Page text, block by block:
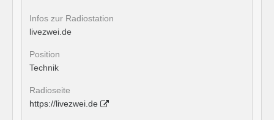
Infos zur Radiostation
livezwei.de
Position
Technik
Radioseite
https://livezwei.de